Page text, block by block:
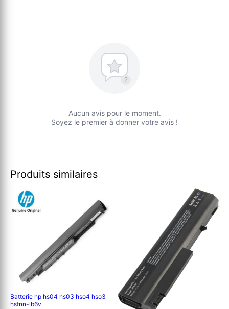
?
Aucun avis pour le moment.
Soyez le premier à donner votre avis !
Produits similaires
Batterie hp hs04 hs03 hso4 hso3
hstnn-lb6v